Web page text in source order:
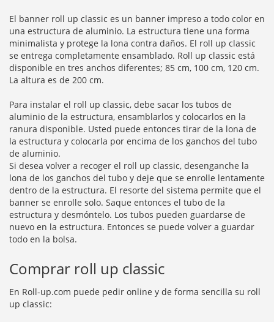
El banner roll up classic es un banner impreso a todo color en
una estructura de aluminio. La estructura tiene una forma
minimalista y protege la lona contra daños. El roll up classic
se entrega completamente ensamblado. Roll up classic está
disponible en tres anchos diferentes; 85 cm, 100 cm, 120 cm.
La altura es de 200 cm.
Para instalar el roll up classic, debe sacar los tubos de
aluminio de la estructura, ensamblarlos y colocarlos en la
ranura disponible. Usted puede entonces tirar de la lona de
la estructura y colocarla por encima de los ganchos del tubo
de aluminio.
Si desea volver a recoger el roll up classic, desenganche la
lona de los ganchos del tubo y deje que se enrolle lentamente
dentro de la estructura. El resorte del sistema permite que el
banner se enrolle solo. Saque entonces el tubo de la
estructura y desmóntelo. Los tubos pueden guardarse de
nuevo en la estructura. Entonces se puede volver a guardar
todo en la bolsa.
Comprar roll up classic
En Roll-up.com puede pedir online y de forma sencilla su roll
up classic: